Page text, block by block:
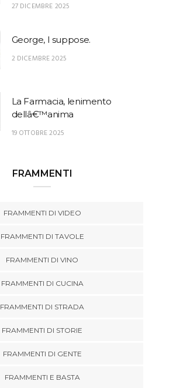
27 DICEMBRE 2025
George, I suppose.
2 DICEMBRE 2025
La Farmacia, lenimento
dellâ€™anima
19 OTTOBRE 2025
FRAMMENTI
FRAMMENTI DI VIDEO
FRAMMENTI DI TAVOLE
FRAMMENTI DI VINO
FRAMMENTI DI CUCINA
FRAMMENTI DI STRADA
FRAMMENTI DI STORIE
FRAMMENTI DI GENTE
FRAMMENTI E BASTA